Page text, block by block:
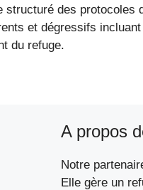
structuré des protocoles
et dégressifs
du refuge.
A propos
Notre
Elle gère un